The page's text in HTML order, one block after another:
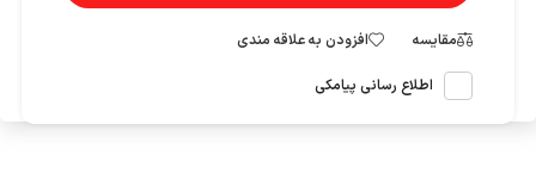
مقایسه افزودن به علاقه مندی
اطلاع رسانی پیامکی